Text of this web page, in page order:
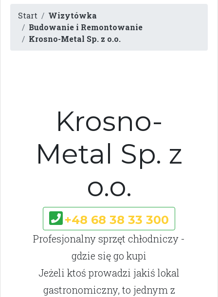
Start
Wizytówka
Budowanie i Remontowanie
Krosno-Metal Sp. z o.o.
Krosno-
Metal Sp. z
o.o.
+48 68 38 33 300
Profesjonalny sprzęt chłodniczy -
gdzie się go kupi
Jeżeli ktoś prowadzi jakiś lokal
gastronomiczny, to jednym z